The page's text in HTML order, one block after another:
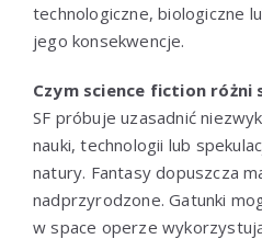
technologiczne, biologiczne
jego konsekwencje.
Czym science fiction różni
SF próbuje uzasadnić
nauki, technologii lub
natury. Fantasy dopuszcza
nadprzyrodzone. Gatunki
w space operze